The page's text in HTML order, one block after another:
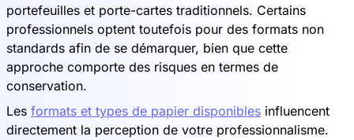
portefeuilles et porte-cartes traditionnels. Certains
professionnels optent toutefois pour des formats non
standards afin de se démarquer, bien que cette
approche comporte des risques en termes de
conservation.
Les formats et types de papier disponibles influencent
directement la perception de votre professionnalisme.